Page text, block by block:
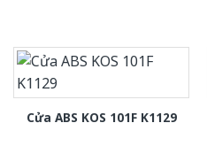
Cửa ABS KOS 101F K1129